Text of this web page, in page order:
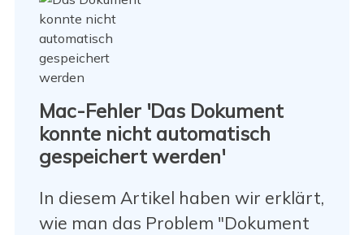
Mac-Fehler 'Das Dokument
konnte nicht automatisch
gespeichert werden'
In diesem Artikel haben wir erklärt,
wie man das Problem "Dokument